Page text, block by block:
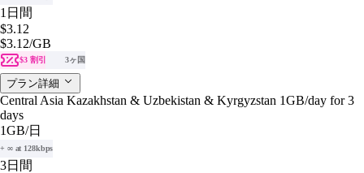
1日間
$3.12
$3.12/GB
$3 割引 3ヶ国
プラン詳細
Central Asia Kazakhstan & Uzbekistan & Kyrgyzstan 1GB/day for 3
days
1GB/日
+ ∞ at 128kbps
3日間